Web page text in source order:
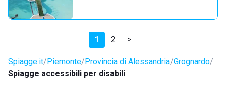
1 2 >
Spiagge.it Piemonte Provincia di Alessandria Grognardo
Spiagge accessibili per disabili